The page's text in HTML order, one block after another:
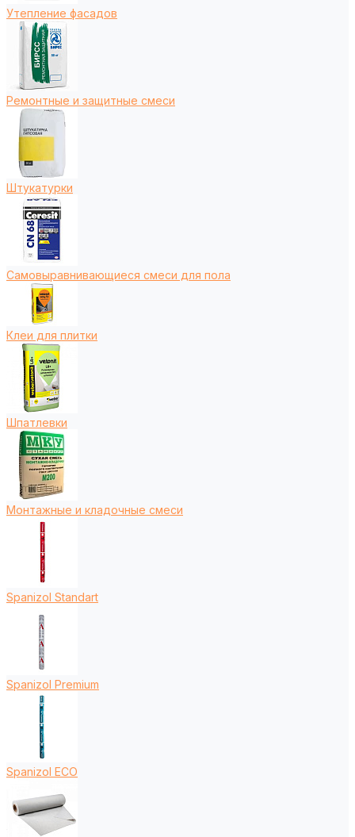
Утепление фасадов
Ремонтные и защитные смеси
Штукатурки
Самовыравнивающиеся смеси для пола
Клеи для плитки
Шпатлевки
Монтажные и кладочные смеси
Spanizol Standart
Spanizol Premium
Spanizol ECO